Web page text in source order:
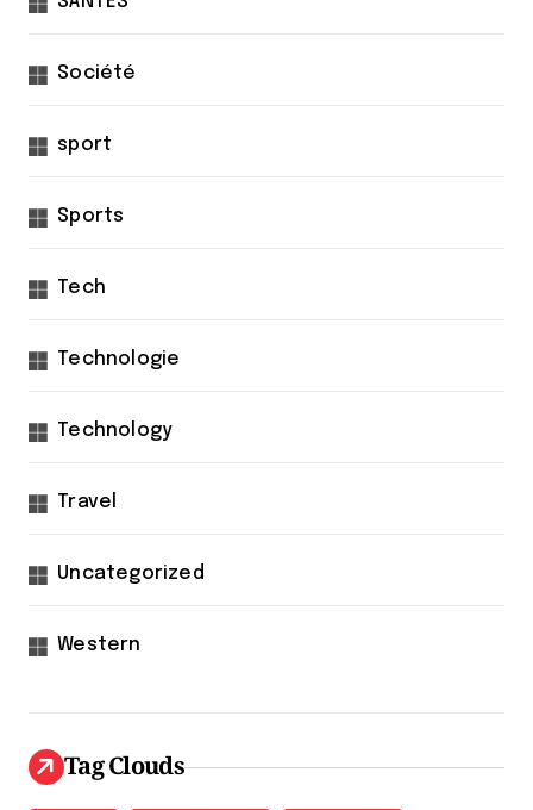
Société
sport
Sports
Tech
Technologie
Technology
Travel
Uncategorized
Western
Tag Clouds